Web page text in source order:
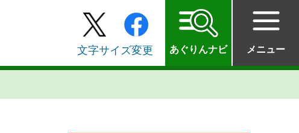
文字サイズ変更 あぐりんナビ メニュー